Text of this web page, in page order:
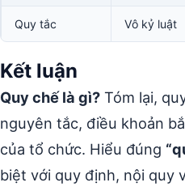
Quy tắc Vô kỷ luật
Kết luận
Quy chế là gì? Tóm lại,
nguyên tắc, điều khoản
của tổ chức. Hiểu đúng
biệt với quy định, nội quy